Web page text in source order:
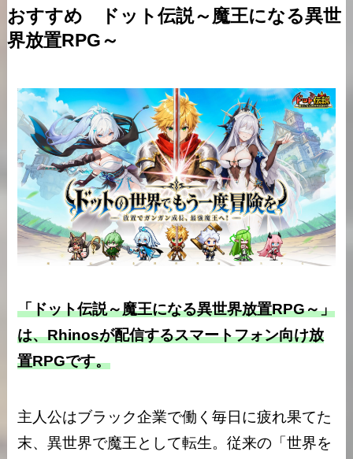
おすすめ
ドット伝説～魔王になる異世
界放置RPG～
「ドット伝説～魔王になる異世界放置RPG～」
は、Rhinosが配信するスマートフォン向け放
置RPGです。
主人公はブラック企業で働く毎日に疲れ果てた
末、異世界で魔王として転生。従来の「世界を